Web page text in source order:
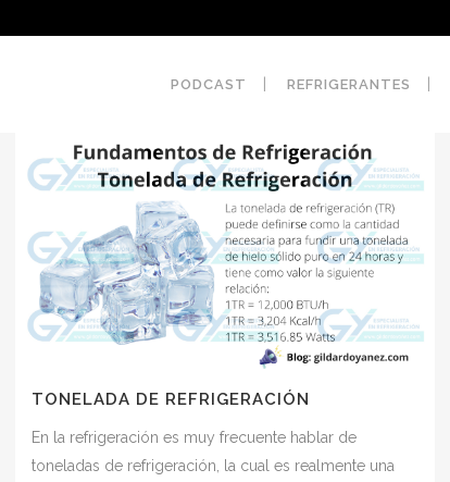
PODCAST REFRIGERANTES
TONELADA DE REFRIGERACIÓN
En la refrigeración es muy frecuente hablar de
toneladas de refrigeración, la cual es realmente una